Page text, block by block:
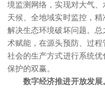
境监测网络，实现对大气
天候、全地域实时监控，
解决生态环境破坏问题。
术赋能，在源头预防、过
社会的生产方式进行系统
保护的双赢。
数字经济推进开放发展